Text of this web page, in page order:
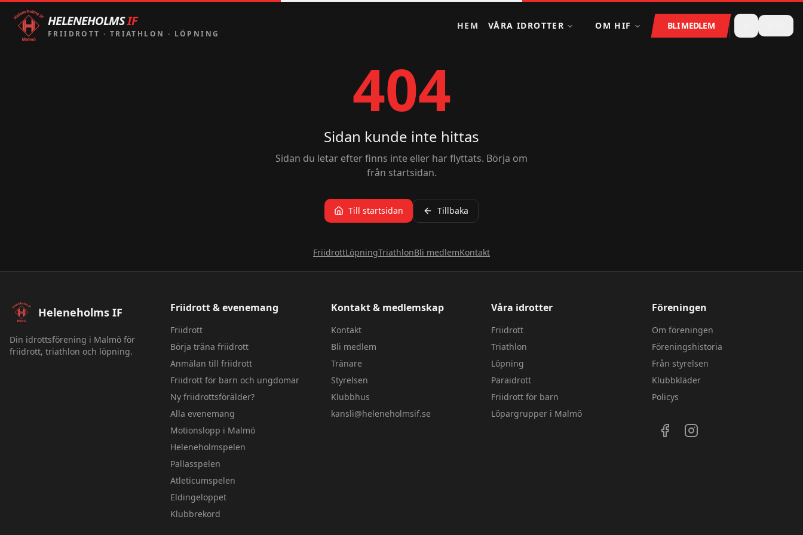
HELENEHOLMSIF
FRIIDROTT · TRIATHLON · LÖPNING
HEM VÅRA IDROTTER OM HIF BLI MEDLEM
404
Sidan kunde inte hittas
Sidan du letar efter finns inte eller har flyttats. Börja om
från startsidan.
Till startsidan Tillbaka
FriidrottLöpningTriathlonBli medlemKontakt
Sidfot – Heleneholms IF
Heleneholms IF
Din idrottsförening i Malmö för
friidrott, triathlon och löpning.
Friidrott & evenemang
Friidrott
Börja träna friidrott
Anmälan till friidrott
Friidrott för barn och ungdomar
Ny friidrottsförälder?
Alla evenemang
Motionslopp i Malmö
Heleneholmspelen
Pallasspelen
Atleticumspelen
Eldingeloppet
Klubbrekord
Kontakt & medlemskap
Kontakt
Bli medlem
Tränare
Styrelsen
Klubbhus
kansli@heleneholmsif.se
Våra idrotter
Friidrott
Triathlon
Löpning
Paraidrott
Friidrott för barn
Löpargrupper i Malmö
Föreningen
Om föreningen
Föreningshistoria
Från styrelsen
Klubbkläder
Policys
Följ oss på sociala medier